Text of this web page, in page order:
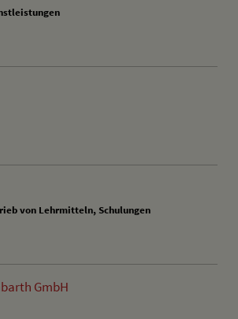
von Lehrmitteln, Schulungen
GmbH